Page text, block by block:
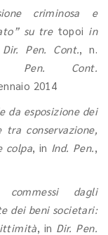
criminosa e
su tretopoi in
Dir. Pen. Cont., n.
Pen. Cont.
2014
da esposizione dei
conservazione,
colpa, in Ind. Pen.,
dagli
dei beni societari:
, in Dir. Pen.